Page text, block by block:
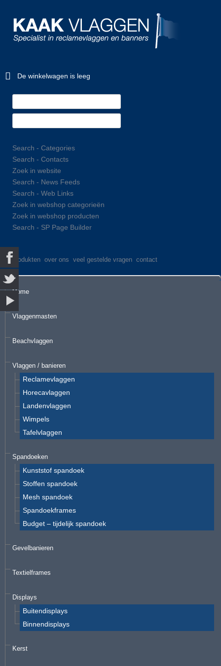
De winkelwagen is leeg
Search - Categories
Search - Contacts
Zoek in website
Search - News Feeds
Search - Web Links
Zoek in webshop categorieën
Zoek in webshop producten
Search - SP Page Builder
produkten over ons veel gestelde vragen contact
Home
Vlaggenmasten
Beachvlaggen
Vlaggen / banieren
Reclamevlaggen
Horecavlaggen
Landenvlaggen
Wimpels
Tafelvlaggen
Spandoeken
Kunststof spandoek
Stoffen spandoek
Mesh spandoek
Spandoekframes
Budget – tijdelijk spandoek
Gevelbanieren
Textielframes
Displays
Buitendisplays
Binnendisplays
Kerst